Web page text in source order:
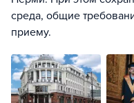
среда, общие
приему.